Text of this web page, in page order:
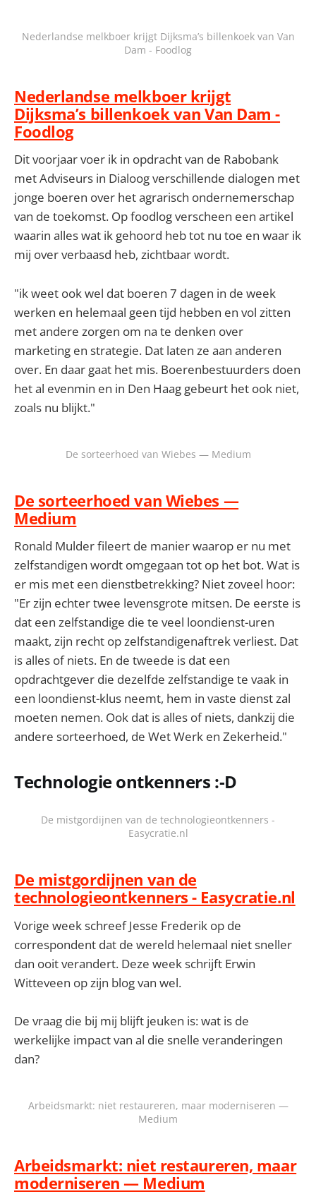
Nederlandse melkboer krijgt Dijksma’s billenkoek van Van
Dam - Foodlog
Nederlandse melkboer krijgt
Dijksma’s billenkoek van Van Dam -
Foodlog
Dit voorjaar voer ik in opdracht van de Rabobank
met Adviseurs in Dialoog verschillende dialogen met
jonge boeren over het agrarisch ondernemerschap
van de toekomst. Op foodlog verscheen een artikel
waarin alles wat ik gehoord heb tot nu toe en waar ik
mij over verbaasd heb, zichtbaar wordt.
"ik weet ook wel dat boeren 7 dagen in de week
werken en helemaal geen tijd hebben en vol zitten
met andere zorgen om na te denken over
marketing en strategie. Dat laten ze aan anderen
over. En daar gaat het mis. Boerenbestuurders doen
het al evenmin en in Den Haag gebeurt het ook niet,
zoals nu blijkt."
De sorteerhoed van Wiebes — Medium
De sorteerhoed van Wiebes —
Medium
Ronald Mulder fileert de manier waarop er nu met
zelfstandigen wordt omgegaan tot op het bot. Wat is
er mis met een dienstbetrekking? Niet zoveel hoor:
"Er zijn echter twee levensgrote mitsen. De eerste is
dat een zelfstandige die te veel loondienst-uren
maakt, zijn recht op zelfstandigenaftrek verliest. Dat
is alles of niets. En de tweede is dat een
opdrachtgever die dezelfde zelfstandige te vaak in
een loondienst-klus neemt, hem in vaste dienst zal
moeten nemen. Ook dat is alles of niets, dankzij die
andere sorteerhoed, de Wet Werk en Zekerheid."
Technologie ontkenners :-D
De mistgordijnen van de technologieontkenners -
Easycratie.nl
De mistgordijnen van de
technologieontkenners - Easycratie.nl
Vorige week schreef Jesse Frederik op de
correspondent dat de wereld helemaal niet sneller
dan ooit verandert. Deze week schrijft Erwin
Witteveen op zijn blog van wel.
De vraag die bij mij blijft jeuken is: wat is de
werkelijke impact van al die snelle veranderingen
dan?
Arbeidsmarkt: niet restaureren, maar moderniseren —
Medium
Arbeidsmarkt: niet restaureren, maar
moderniseren — Medium